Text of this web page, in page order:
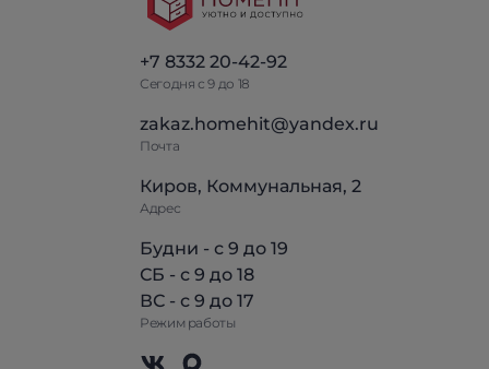
+7 8332 20-42-92
Сегодня с 9 до 18
zakaz.homehit@yandex.ru
Почта
Киров, Коммунальная, 2
Адрес
Будни - с 9 до 19
СБ - с 9 до 18
ВС - с 9 до 17
Режим работы